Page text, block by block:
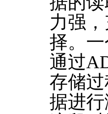
力强
择。
通过
存储
据进